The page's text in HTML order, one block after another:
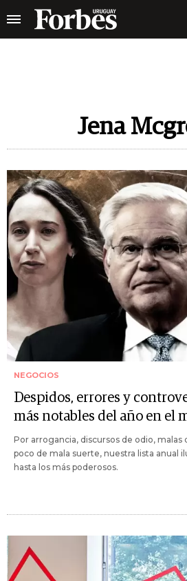
Jena
NEGOCIOS
Despidos, errores y
más notables del año en el
Por arrogancia, discursos de odio, malas
poco de mala suerte, nuestra lista anual
hasta los más poderosos.